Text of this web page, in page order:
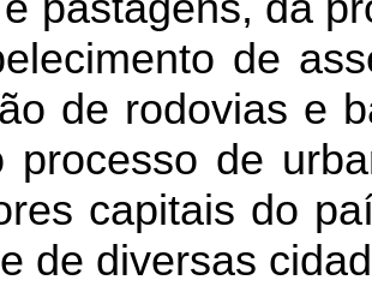
de
de rodovias e
processo de
capitais do
de diversas